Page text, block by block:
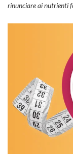
rinunciare ai nutrienti